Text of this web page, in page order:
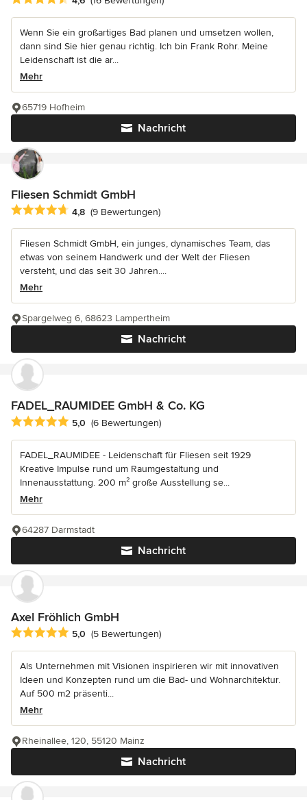
Wenn Sie ein großartiges Bad planen und umsetzen wollen,
dann sind Sie hier genau richtig. Ich bin Frank Rohr. Meine
Leidenschaft ist die ar...
Mehr
Nachricht
65719 Hofheim
Fliesen Schmidt GmbH
Durchschnittliche Bewertung: 4.8 von 5 Sternen
4,8 (9 Bewertungen)
Fliesen Schmidt GmbH, ein junges, dynamisches Team, das
etwas von seinem Handwerk und der Welt der Fliesen
versteht, und das seit 30 Jahren....
Mehr
Nachricht
Spargelweg 6, 68623 Lampertheim
FADEL_RAUMIDEE GmbH & Co. KG
Durchschnittliche Bewertung: 5 von 5 Sternen
5,0 (6 Bewertungen)
FADEL_RAUMIDEE - Leidenschaft für Fliesen seit 1929
Kreative Impulse rund um Raumgestaltung und
Innenausstattung. 200 m² große Ausstellung se...
Mehr
Nachricht
64287 Darmstadt
Axel Fröhlich GmbH
Durchschnittliche Bewertung: 5 von 5 Sternen
5,0 (5 Bewertungen)
Als Unternehmen mit Visionen inspirieren wir mit innovativen
Ideen und Konzepten rund um die Bad- und Wohnarchitektur.
Auf 500 m2 präsenti...
Mehr
Nachricht
Rheinallee, 120, 55120 Mainz